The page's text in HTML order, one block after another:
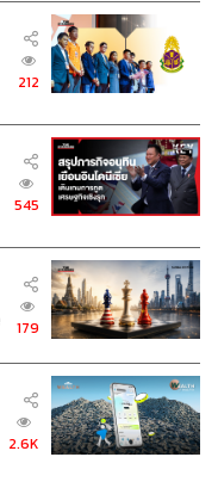
ดในการออกแบบ ซึ่งตน
ดไทยที่เป็นลักษณะ
เห็นแล้วนึกถึง
สมกับจุดแข็งของ
รนด์เสื้อผ้าแนวสตรีท
ดลายในลักษณะนี้
นผ้ารีไซเคิลที่ทำจาก
ลาสติกใช้แล้วมาผ่าน
จึงเปลี่ยนเป็นเส้นใย
ยเนื้อของกระเป๋ามี
องกระเป๋าฟูนุ่มและมี
212
545
179
2.6K